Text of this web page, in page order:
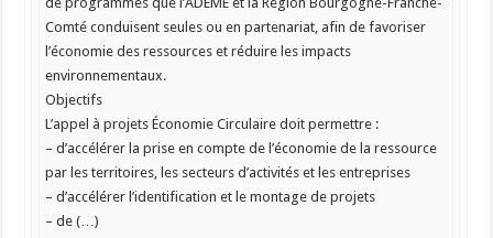
Comté conduisent seules ou en partenariat, afin de favoriser
l’économie des ressources et réduire les impacts
environnementaux.
Objectifs
L’appel à projets Économie Circulaire doit permettre :
– d’accélérer la prise en compte de l’économie de la ressource
par les territoires, les secteurs d’activités et les entreprises
– d’accélérer l’identification et le montage de projets
– de (…)